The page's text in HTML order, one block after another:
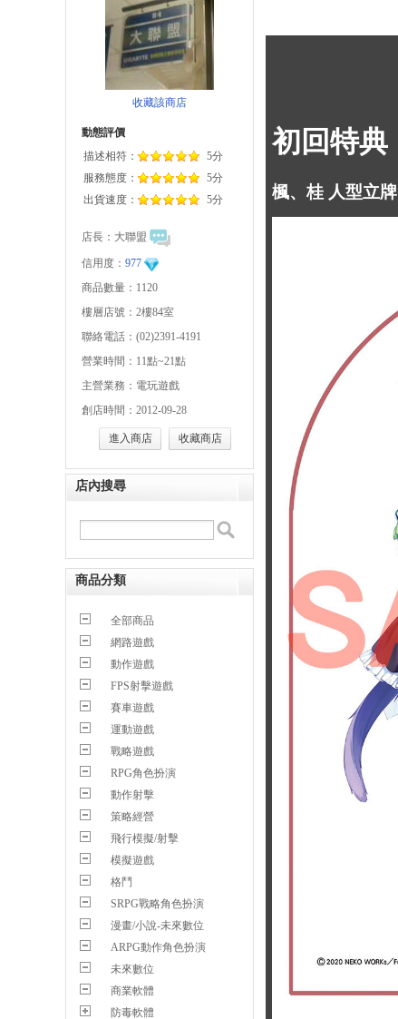
收藏該商店
動態評價
描述相符：
5分
服務態度：
5分
出貨速度：
5分
店長： 大聯盟
信用度： 977
商品數量：1120
樓層店號：2樓84室
聯絡電話：(02)2391-4191
營業時間：11點~21點
主營業務：電玩遊戲
創店時間：2012-09-28
進入商店 收藏商店
店內搜尋
商品分類
全部商品
網路遊戲
動作遊戲
FPS射擊遊戲
賽車遊戲
運動遊戲
戰略遊戲
RPG角色扮演
動作射擊
策略經營
飛行模擬/射擊
模擬遊戲
格鬥
SRPG戰略角色扮演
漫畫/小說-未來數位
ARPG動作角色扮演
未來數位
商業軟體
防毒軟體
初回特典
楓、桂 人型立牌